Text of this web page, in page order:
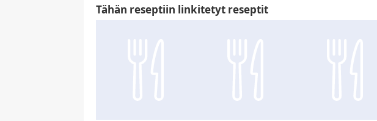
Tähän reseptiin linkitetyt reseptit